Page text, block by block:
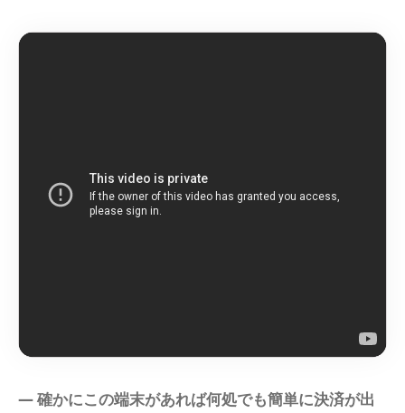
― 確かにこの端末があれば何処でも簡単に決済が出